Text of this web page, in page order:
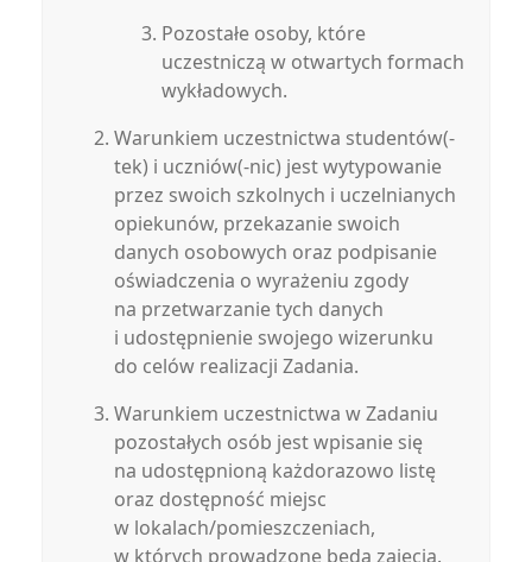
Pozostałe osoby, które
uczestniczą w otwartych formach
wykładowych.
Warunkiem uczestnictwa studentów(-
tek) i uczniów(-nic) jest wytypowanie
przez swoich szkolnych i uczelnianych
opiekunów, przekazanie swoich
danych osobowych oraz podpisanie
oświadczenia o wyrażeniu zgody
na przetwarzanie tych danych
i udostępnienie swojego wizerunku
do celów realizacji Zadania.
Warunkiem uczestnictwa w Zadaniu
pozostałych osób jest wpisanie się
na udostępnioną każdorazowo listę
oraz dostępność miejsc
w lokalach/pomieszczeniach,
w których prowadzone będą zajęcia.